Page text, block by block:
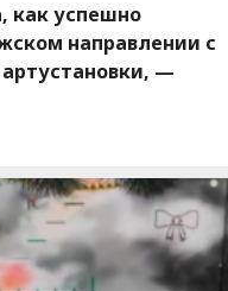
как успешно
направлении с
—